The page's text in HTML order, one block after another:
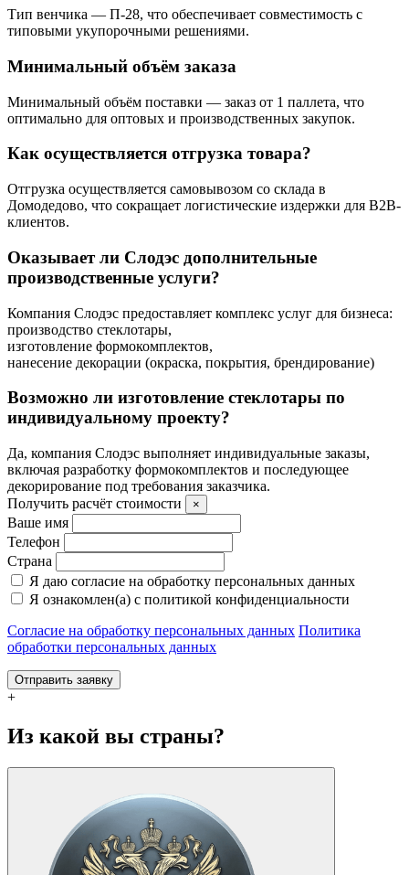
Тип венчика — П-28, что обеспечивает совместимость с
типовыми укупорочными решениями.
Минимальный объём заказа
Минимальный объём поставки — заказ от 1 паллета, что
оптимально для оптовых и производственных закупок.
Как осуществляется отгрузка товара?
Отгрузка осуществляется самовывозом со склада в
Домодедово, что сокращает логистические издержки для B2B-
клиентов.
Оказывает ли Слодэс дополнительные
производственные услуги?
Компания Слодэс предоставляет комплекс услуг для бизнеса:
производство стеклотары,
изготовление формокомплектов,
нанесение декорации (окраска, покрытия, брендирование)
Возможно ли изготовление стеклотары по
индивидуальному проекту?
Да, компания Слодэс выполняет индивидуальные заказы,
включая разработку формокомплектов и последующее
декорирование под требования заказчика.
Получить расчёт стоимости
×
Ваше имя
Телефон
Страна
Я даю согласие на обработку персональных данных
Я ознакомлен(а) с политикой конфиденциальности
Согласие на обработку персональных данных Политика
обработки персональных данных
Отправить заявку
+
Из какой вы страны?